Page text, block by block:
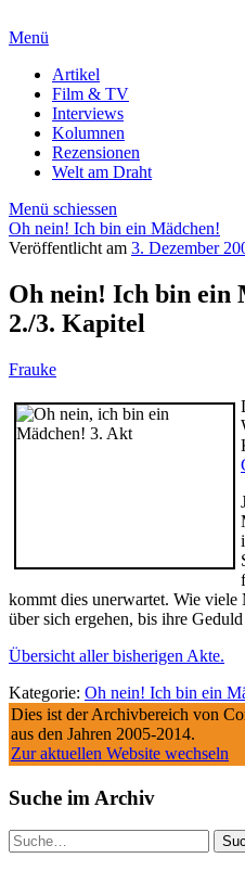
Menü
Artikel
Film & TV
Interviews
Kolumnen
Rezensionen
Welt am Draht
Menü schiessen
Oh nein! Ich bin ein Mädchen!
Veröffentlicht am 3. Dezember
Oh nein! Ich bin ein
2./3. Kapitel
Frauke
kommt dies unerwartet. Wie
über sich ergehen, bis ihre
Übersicht aller bisherigen Akte.
Kategorie: Oh nein! Ich bin ein
Dies ist der Archivbereich von
aus den Jahren 2005-2014.
Zur aktuellen Website wechseln
Suche im Archiv
Suche